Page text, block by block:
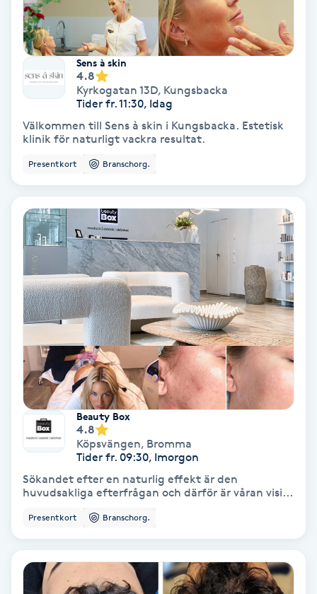
Färgning
Föning
Gellack med förstärkning
Gravidmassage
Gravidyoga
Gruppträning
Gua Sha-massage
Hatha Yoga
Headspa
Herrklippning
Sens à skin
4.8
Kyrkogatan 13D, Kungsbacka
Tider fr. 11:30, Idag
Välkommen till Sens à skin i Kungsbacka. Estetisk
klinik för naturligt vackra resultat.
Presentkort Branschorg.
Beauty Box
4.8
Köpsvängen, Bromma
Tider fr. 09:30, Imorgon
Sökandet efter en naturlig effekt är den
huvudsakliga efterfrågan och därför är våran visi...
Presentkort Branschorg.